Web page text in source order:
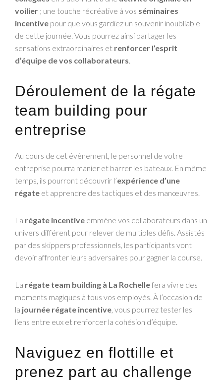
voilier ; une touche récréative à vos séminaires
incentive pour que vous gardiez un souvenir inoubliable
de cette journée. Vous pourrez ainsi partager les
sensations extraordinaires et renforcer l’esprit
d’équipe de vos collaborateurs.
Déroulement de la régate
team building pour
entreprise
Au cours de cet évènement, le personnel de votre
entreprise pourra manier et barrer les bateaux. En même
temps, ils pourront découvrir l’expérience d’une
régate et apprendre des tactiques et des manœuvres.
La régate incentive emmène vos collaborateurs dans un
univers différent pour relever de multiples défis. Assistés
par des skippers professionnels, les participants vont
devoir affronter leurs adversaires pour gagner la course.
La régate team building à La Rochellefera vivre des
moments magiques à tous vos employés. À l’occasion de
la journée régate incentive, vous pourrez tester les
liens entre eux et renforcer la cohésion d’équipe.
Naviguez en flottille et
prenez part au challenge